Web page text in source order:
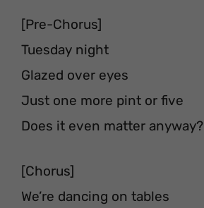
[Pre-Chorus]
Tuesday night
Glazed over eyes
Just one more pint or five
Does it even matter anyway?
[Chorus]
We’re dancing on tables